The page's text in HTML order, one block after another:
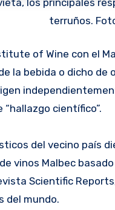
terruños.
la bebida o dicho
científico”.
del vecino país
vinos Malbec
Scientific
del mundo.